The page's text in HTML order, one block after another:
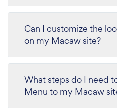
Can I customize the
on my Macaw site?
What steps do I need
Menu to my Macaw